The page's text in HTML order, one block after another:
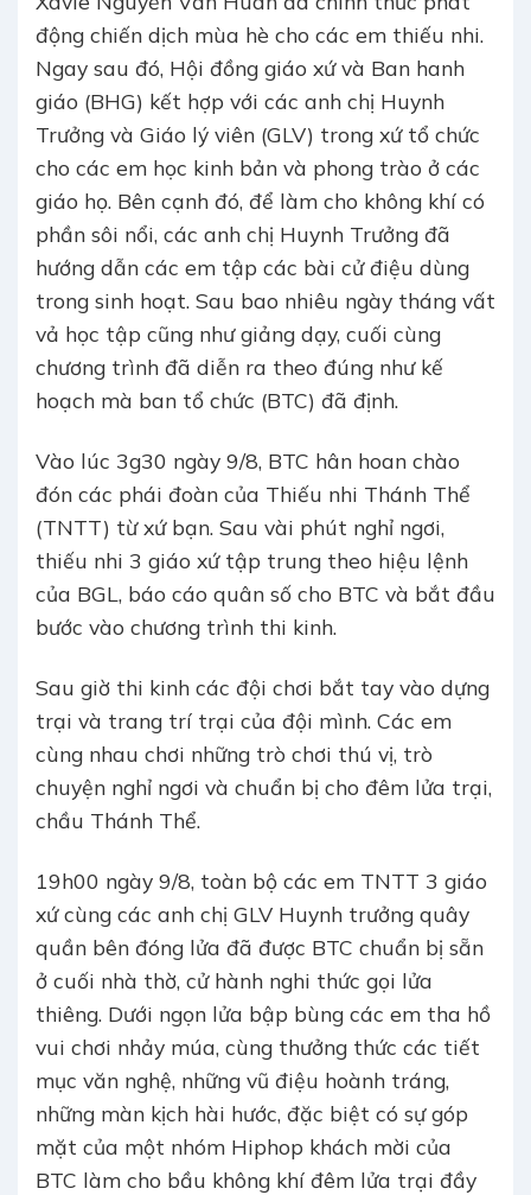
động chiến dịch mùa hè cho các em thiếu nhi.
Ngay sau đó, Hội đồng giáo xứ và Ban hanh
giáo (BHG) kết hợp với các anh chị Huynh
Trưởng và Giáo lý viên (GLV) trong xứ tổ chức
cho các em học kinh bản và phong trào ở các
giáo họ. Bên cạnh đó, để làm cho không khí có
phần sôi nổi, các anh chị Huynh Trưởng đã
hướng dẫn các em tập các bài cử điệu dùng
trong sinh hoạt. Sau bao nhiêu ngày tháng vất
vả học tập cũng như giảng dạy, cuối cùng
chương trình đã diễn ra theo đúng như kế
hoạch mà ban tổ chức (BTC) đã định.
Vào lúc 3g30 ngày 9/8, BTC hân hoan chào
đón các phái đoàn của Thiếu nhi Thánh Thể
(TNTT) từ xứ bạn. Sau vài phút nghỉ ngơi,
thiếu nhi 3 giáo xứ tập trung theo hiệu lệnh
của BGL, báo cáo quân số cho BTC và bắt đầu
bước vào chương trình thi kinh.
Sau giờ thi kinh các đội chơi bắt tay vào dựng
trại và trang trí trại của đội mình. Các em
cùng nhau chơi những trò chơi thú vị, trò
chuyện nghỉ ngơi và chuẩn bị cho đêm lửa trại,
chầu Thánh Thể.
19h00 ngày 9/8, toàn bộ các em TNTT 3 giáo
xứ cùng các anh chị GLV Huynh trưởng quây
quần bên đóng lửa đã được BTC chuẩn bị sẵn
ở cuối nhà thờ, cử hành nghi thức gọi lửa
thiêng. Dưới ngọn lửa bập bùng các em tha hồ
vui chơi nhảy múa, cùng thưởng thức các tiết
mục văn nghệ, những vũ điệu hoành tráng,
những màn kịch hài hước, đặc biệt có sự góp
mặt của một nhóm Hiphop khách mời của
BTC làm cho bầu không khí đêm lửa trại đầy